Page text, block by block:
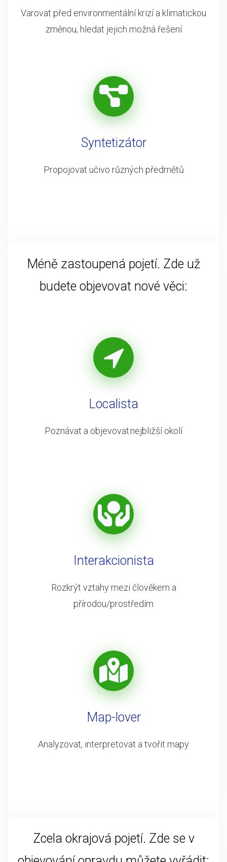
Varovat před environmentální krizí a klimatickou
změnou, hledat jejich možná řešení
Syntetizátor
Propojovat učivo různých předmětů
Méně zastoupená pojetí. Zde už
budete objevovat nové věci:
Localista
Poznávat a objevovat nejbližší okolí
Interakcionista
Rozkrýt vztahy mezi člověkem a
přírodou/prostředím
Map-lover
Analyzovat, interpretovat a tvořit mapy
Zcela okrajová pojetí. Zde se v